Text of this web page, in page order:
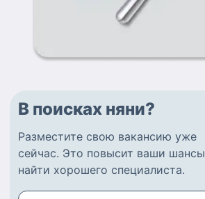
В поисках няни?
Разместите свою вакансию уже
сейчас. Это повысит ваши шансы
найти хорошего специалиста.